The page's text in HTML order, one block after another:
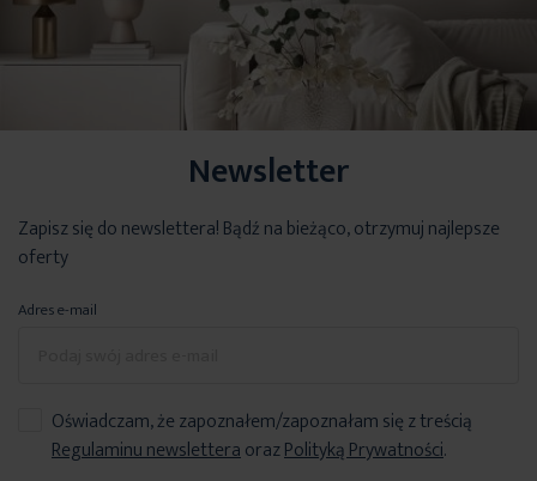
Newsletter
Zapisz się do newslettera! Bądź na bieżąco, otrzymuj najlepsze
oferty
Adres e-mail
Oświadczam, że zapoznałem/zapoznałam się z treścią
Regulaminu newsletteraorazPolityką Prywatności.